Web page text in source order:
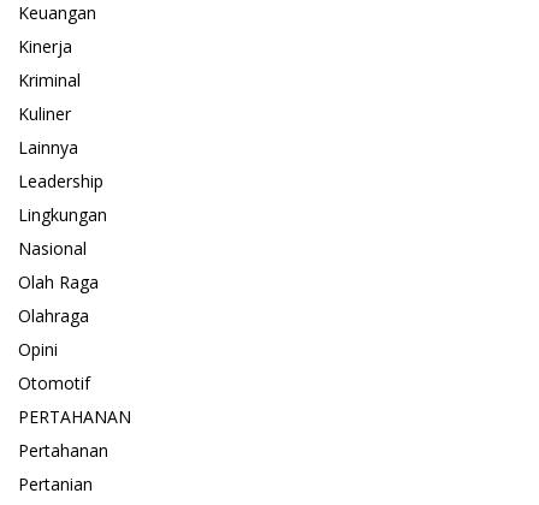
Keuangan
Kinerja
Kriminal
Kuliner
Lainnya
Leadership
Lingkungan
Nasional
Olah Raga
Olahraga
Opini
Otomotif
PERTAHANAN
Pertahanan
Pertanian